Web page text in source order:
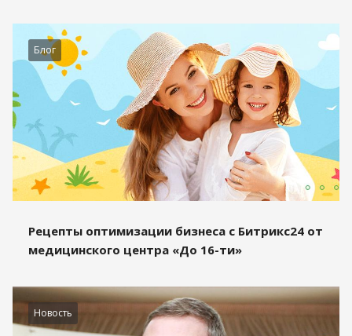
Блог
Рецепты оптимизации бизнеса с Битрикс24 от
медицинского центра «До 16-ти»
Новость